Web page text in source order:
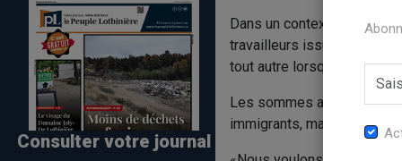
Consulter votre journal
Dans un contexte de
travailleurs issus de
tout autre lorsqu’il s’agit
Les sommes accordées
immigrants, mais aussi leur